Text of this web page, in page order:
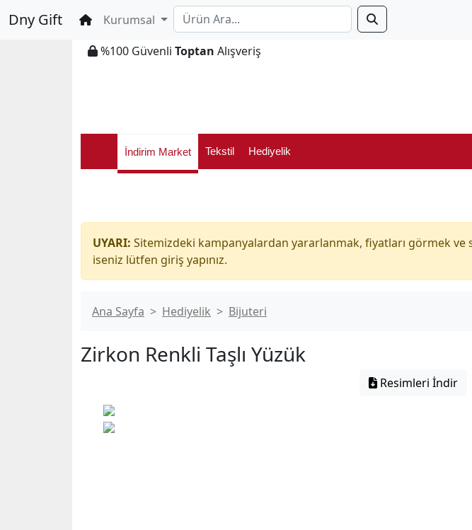
Dny Gift Ana Sayfa
Kurumsal
%100 Güvenli Toptan Alışveriş
İndirim Market Tekstil Hediyelik
UYARI: Sitemizdeki kampanyalardan yararlanmak, fiyatları görmek
iseniz lütfen giriş yapınız.
Ana Sayfa Hediyelik Bijuteri
Zirkon Renkli Taşlı Yüzük
Resimleri İndir